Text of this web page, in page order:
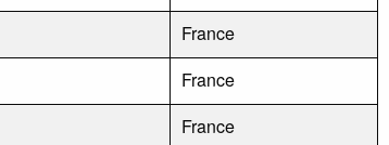
France
France
France